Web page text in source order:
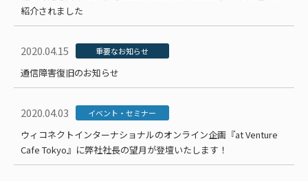
紹介されました
2020.04.15 重要なお知らせ
通信障害復旧のお知らせ
2020.04.03 イベント・セミナー
ウィコネクトインターナショナルのオンライン企画『at Venture
Cafe Tokyo』に弊社社長の望月が登壇いたします！